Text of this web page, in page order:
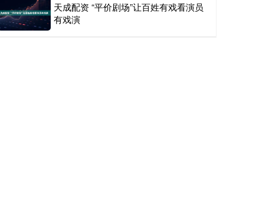
天成配资 “平价剧场”让百姓有戏看演员
有戏演